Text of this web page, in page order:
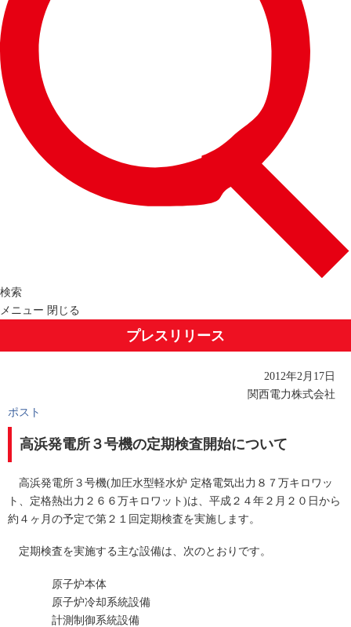
検索
メニュー 閉じる
プレスリリース
2012年2月17日
関西電力株式会社
ポスト
高浜発電所３号機の定期検査開始について
高浜発電所３号機(加圧水型軽水炉 定格電気出力８７万キロワッ
ト、定格熱出力２６６万キロワット)は、平成２４年２月２０日から
約４ヶ月の予定で第２１回定期検査を実施します。
定期検査を実施する主な設備は、次のとおりです。
原子炉本体
原子炉冷却系統設備
計測制御系統設備